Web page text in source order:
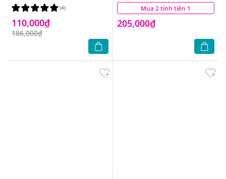
110,000₫
186,000₫
(4) Mua 2 tính tiền 1
205,000₫
(0)